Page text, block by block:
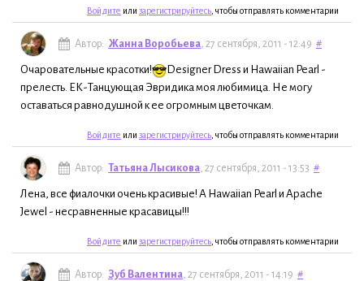
Войдите или зарегистрируйтесь , чтобы отправлять комментарии
Автор: Жанна Воробьева , 27 сентября, 2011 - 12:49 #
Очаровательные красотки!
Designer Dress и Hawaiian Pearl -
прелесть. ЕК-Танцующая Эвридика моя любимица. Не могу
оставаться равнодушной к ее огромным цветочкам.
Войдите или зарегистрируйтесь , чтобы отправлять комментарии
Автор: Татьяна Лысикова , 27 сентября, 2011 - 13:53 #
Лена, все фиалочки очень красивые! А Hawaiian Pearl и Apache
Jewel - несравненные красавицы!!!
Войдите или зарегистрируйтесь , чтобы отправлять комментарии
Автор: Зуб Валентина , 27 сентября, 2011 - 14:19 #